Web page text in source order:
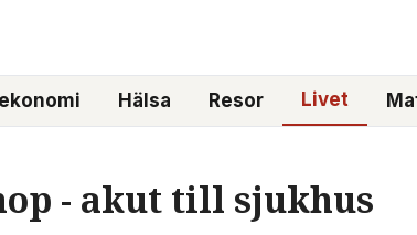
Hälsa Resor Livet
- akut till sjukhus